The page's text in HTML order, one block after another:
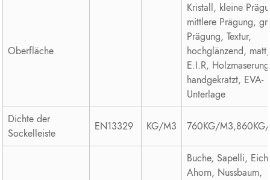
Oberfläche
Kristall, kleine
mittlere Prägung,
Prägung, Textur,
hochglänzend, matt,
E.I.R,
handgekratzt, EVA-
Unterlage
Dichte der
Sockelleiste
EN13329 KG/M3 760KG/
Buche, Sapelli,
Ahorn, Nussbaum,